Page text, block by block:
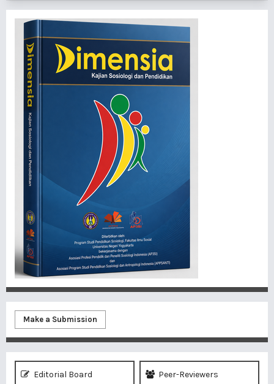
Make a Submission
Editorial Board Peer-Reviewers